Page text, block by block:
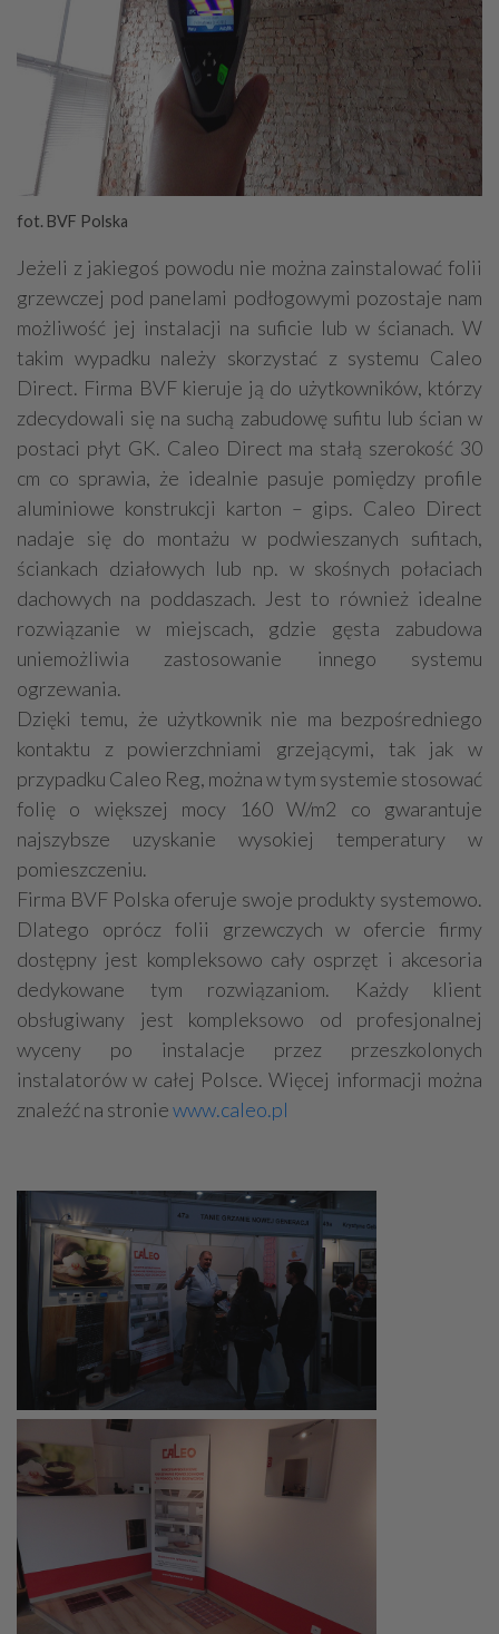
fot. BVF Polska
Jeżeli z jakiegoś powodu nie można zainstalować folii
grzewczej pod panelami podłogowymi pozostaje nam
możliwość jej instalacji na suficie lub w ścianach. W
takim wypadku należy skorzystać z systemu Caleo
Direct. Firma BVF kieruje ją do użytkowników, którzy
zdecydowali się na suchą zabudowę sufitu lub ścian w
postaci płyt GK. Caleo Direct ma stałą szerokość 30
cm co sprawia, że idealnie pasuje pomiędzy profile
aluminiowe konstrukcji karton – gips. Caleo Direct
nadaje się do montażu w podwieszanych sufitach,
ściankach działowych lub np. w skośnych połaciach
dachowych na poddaszach. Jest to również idealne
rozwiązanie w miejscach, gdzie gęsta zabudowa
uniemożliwia zastosowanie innego systemu
ogrzewania.
Dzięki temu, że użytkownik nie ma bezpośredniego
kontaktu z powierzchniami grzejącymi, tak jak w
przypadku Caleo Reg, można w tym systemie stosować
folię o większej mocy 160 W/m2 co gwarantuje
najszybsze uzyskanie wysokiej temperatury w
pomieszczeniu.
Firma BVF Polska oferuje swoje produkty systemowo.
Dlatego oprócz folii grzewczych w ofercie firmy
dostępny jest kompleksowo cały osprzęt i akcesoria
dedykowane tym rozwiązaniom. Każdy klient
obsługiwany jest kompleksowo od profesjonalnej
wyceny po instalacje przez przeszkolonych
instalatorów w całej Polsce. Więcej informacji można
znaleźć na stroniewww.caleo.pl